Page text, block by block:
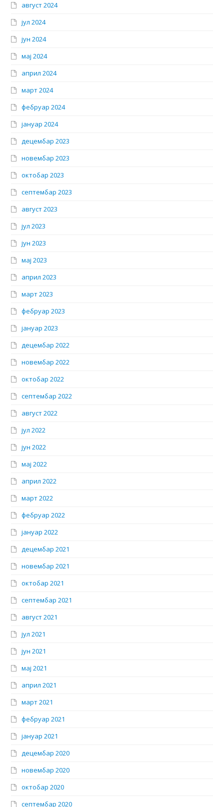
август 2024
јул 2024
јун 2024
мај 2024
април 2024
март 2024
фебруар 2024
јануар 2024
децембар 2023
новембар 2023
октобар 2023
септембар 2023
август 2023
јул 2023
јун 2023
мај 2023
април 2023
март 2023
фебруар 2023
јануар 2023
децембар 2022
новембар 2022
октобар 2022
септембар 2022
август 2022
јул 2022
јун 2022
мај 2022
април 2022
март 2022
фебруар 2022
јануар 2022
децембар 2021
новембар 2021
октобар 2021
септембар 2021
август 2021
јул 2021
јун 2021
мај 2021
април 2021
март 2021
фебруар 2021
јануар 2021
децембар 2020
новембар 2020
октобар 2020
септембар 2020